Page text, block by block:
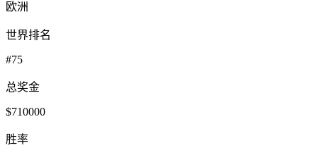
欧洲
世界排名
#75
总奖金
$710000
胜率